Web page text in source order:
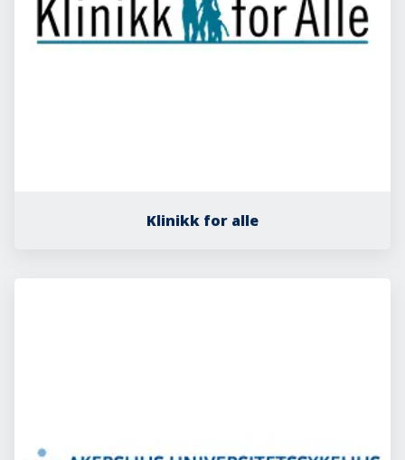
Klinikk for alle